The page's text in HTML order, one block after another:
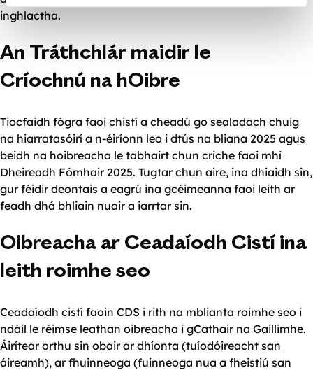
inghlactha.
An Tráthchlár maidir le
Críochnú na hOibre
Tiocfaidh fógra faoi chistí a cheadú go sealadach chuig
na hiarratasóirí a n-éiríonn leo i dtús na bliana 2025 agus
beidh na hoibreacha le tabhairt chun críche faoi mhí
Dheireadh Fómhair 2025. Tugtar chun aire, ina dhiaidh sin,
gur féidir deontais a eagrú ina gcéimeanna faoi leith ar
feadh dhá bhliain nuair a iarrtar sin.
Oibreacha ar Ceadaíodh Cistí ina
leith roimhe seo
Ceadaíodh cistí faoin CDS i rith na mblianta roimhe seo i
ndáil le réimse leathan oibreacha i gCathair na Gaillimhe.
Áirítear orthu sin obair ar dhíonta (tuíodóireacht san
áireamh), ar fhuinneoga (fuinneoga nua a fheistiú san